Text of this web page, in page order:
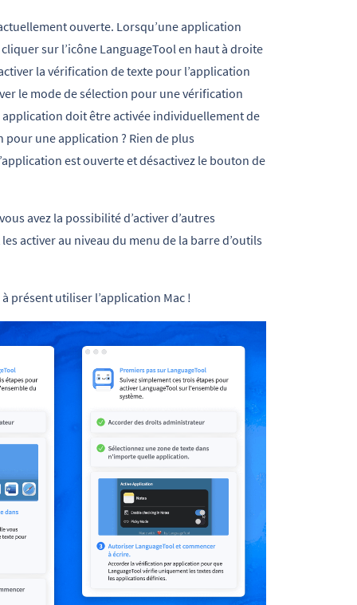
ouverte. Lorsqu’une application
sur l’icône LanguageTool en haut à droite
la vérification de texte pour l’application
le mode de sélection pour une vérification
doit être activée individuellement de
une application ? Rien de plus
est ouverte et désactivez le bouton de
avez la possibilité d’activer d’autres
activer au niveau du menu de la barre d’outils
présent utiliser l’application Mac !